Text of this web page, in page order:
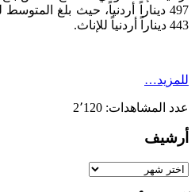
443 ديناراً أردنياً للإناث.
للمزيد…
عدد المشاهدات: 2٬120
أرشيف
أرشيف